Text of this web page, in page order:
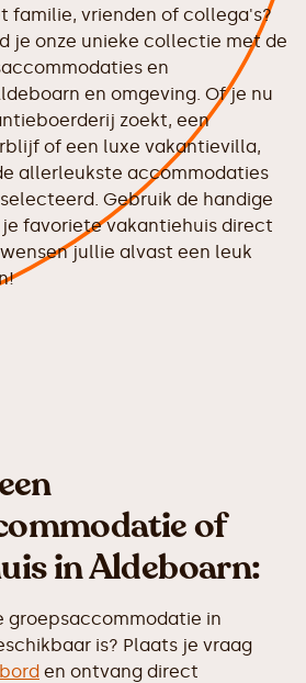
familie, vrienden of collega's?
je onze unieke collectie met de
en
en omgeving. Of je nu
zoekt, een
of een luxe vakantievilla,
allerleukste accommodaties
Gebruik de handige
favoriete vakantiehuis direct
jullie alvast een leuk
of
in Aldeboarn:
groepsaccommodatie in
is? Plaats je vraag
en ontvang direct